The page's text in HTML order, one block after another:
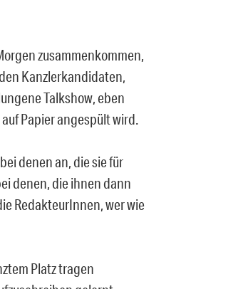
zusammenkommen,
Kanzlerkandidaten,
Talkshow, eben
Papier angespült wird.
denen an, die sie für
denen, die ihnen dann
RedakteurInnen, wer wie
Platz tragen